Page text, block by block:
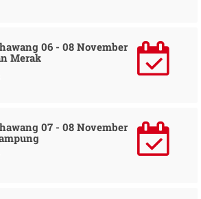
06 - 08 November
Merak
07 - 08 November